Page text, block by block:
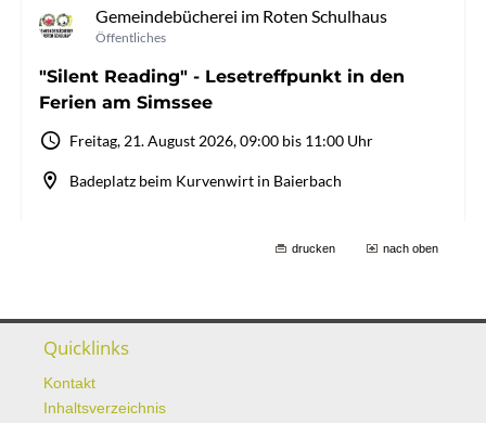
drucken nach oben
Quicklinks
Kontakt
Inhaltsverzeichnis